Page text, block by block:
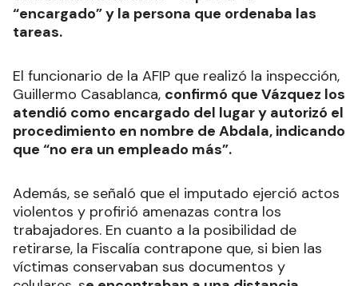
“encargado” y la persona que ordenaba las
tareas.
El funcionario de la AFIP que realizó la inspección,
Guillermo Casablanca, confirmó que Vázquez los
atendió como encargado del lugar y autorizó el
procedimiento en nombre de Abdala, indicando
que “no era un empleado más”.
Además, se señaló que el imputado ejerció actos
violentos y profirió amenazas contra los
trabajadores. En cuanto a la posibilidad de
retirarse, la Fiscalía contrapone que, si bien las
víctimas conservaban sus documentos y